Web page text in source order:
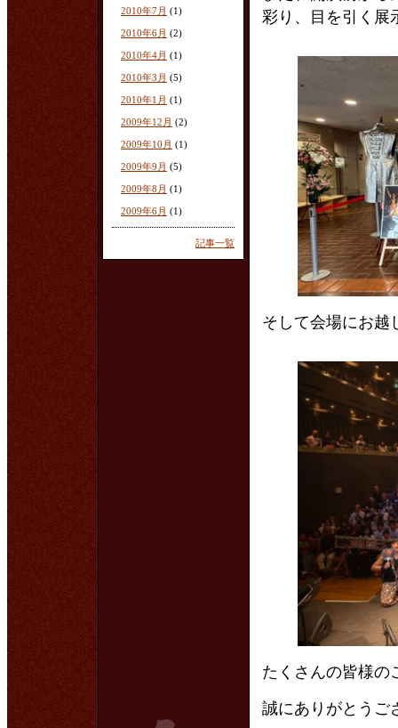
2010年7月 (1)
2010年6月 (2)
2010年4月 (1)
2010年3月 (5)
2010年1月 (1)
2009年12月 (2)
2009年10月 (1)
2009年9月 (5)
2009年8月 (1)
2009年6月 (1)
記事一覧
彩り、目を引く展
そして会場にお越
たくさんの皆様の
誠にありがとうご